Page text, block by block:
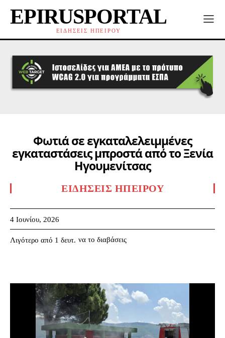
EPIRUSPORTAL
ΕΙΔΗΣΕΙΣ ΗΠΕΙΡΟΥ
Φωτιά σε εγκαταλελειμμένες
εγκαταστάσεις μπροστά από το Ξενία
Ηγουμενίτσας
ΕΙΔΉΣΕΙΣ ΗΠΕΊΡΟΥ
4 Ιουνίου, 2026
Λιγότερο από 1 δευτ. να το διαβάσεις